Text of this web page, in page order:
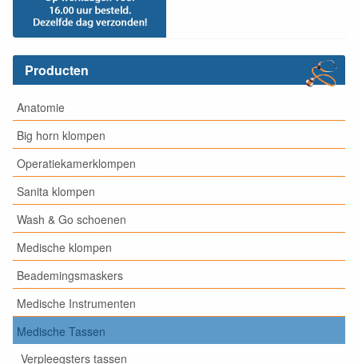
Producten
Anatomie
Big horn klompen
Operatiekamerklompen
Sanita klompen
Wash & Go schoenen
Medische klompen
Beademingsmaskers
Medische Instrumenten
Medische Tassen
Verpleegsters tassen